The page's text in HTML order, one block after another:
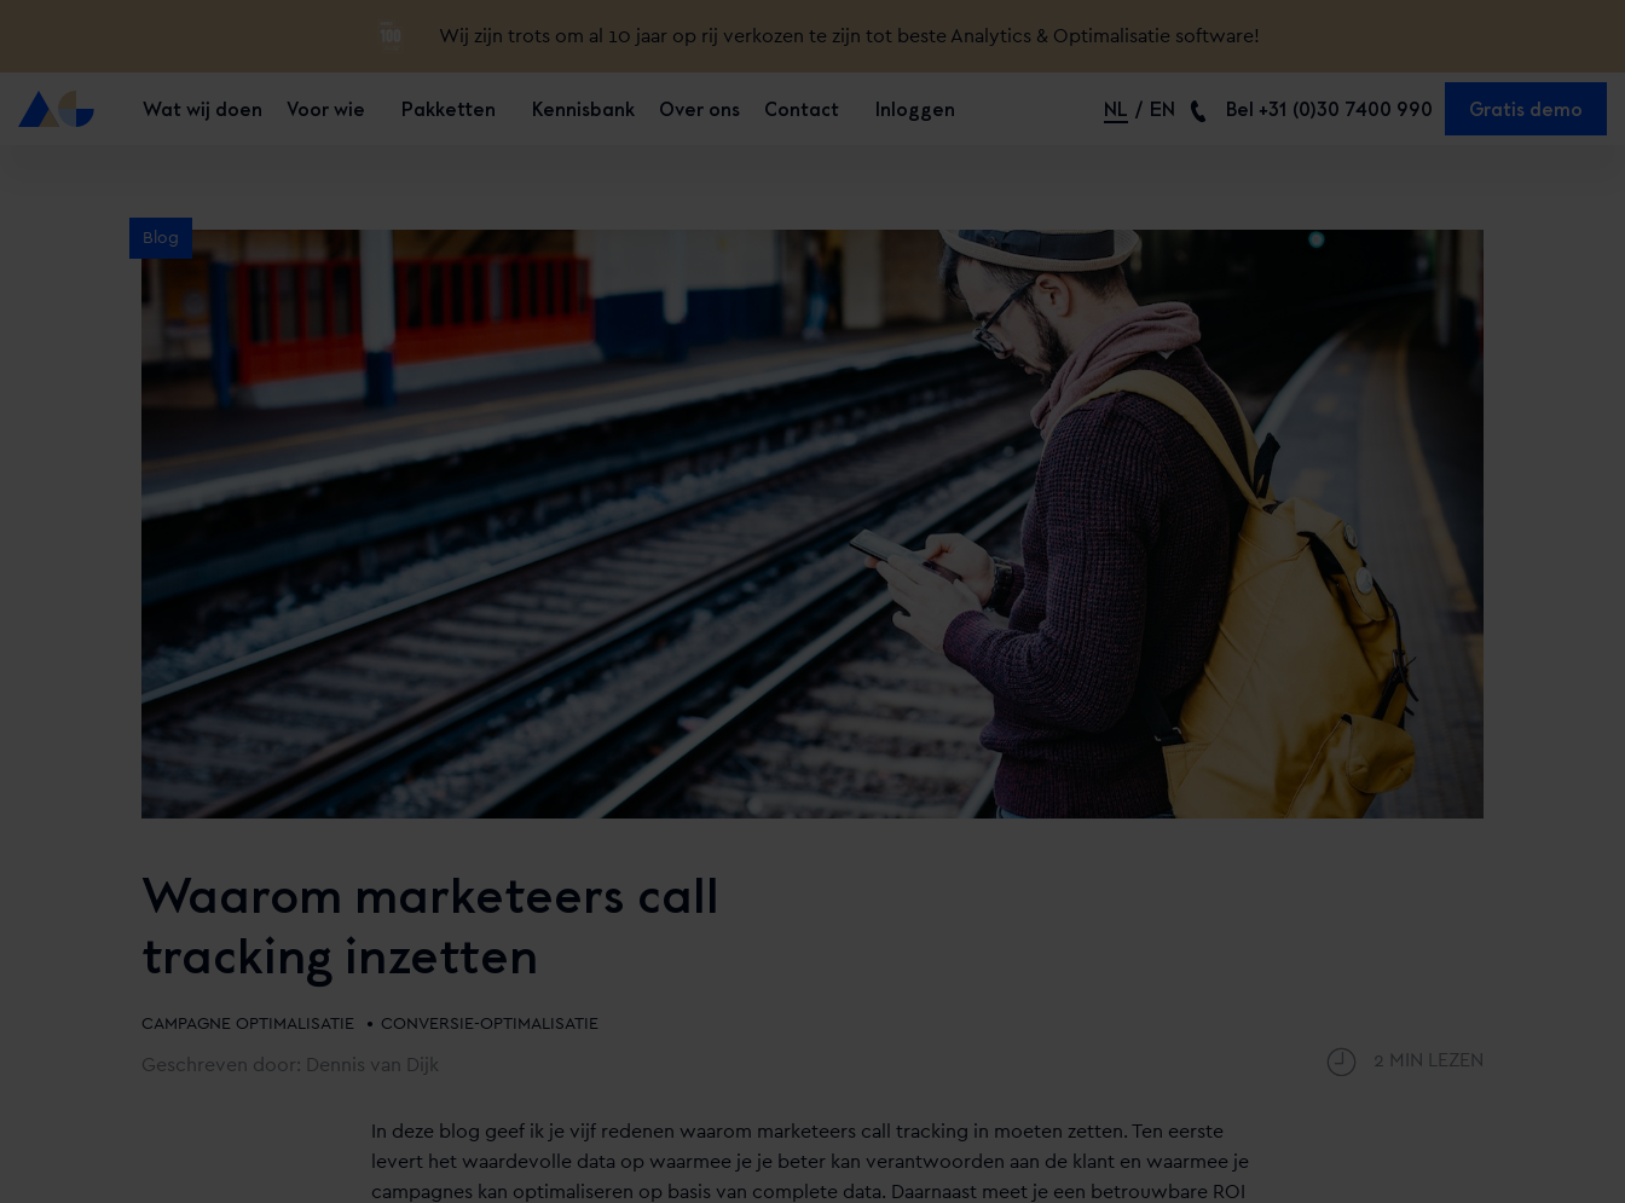
Wij zijn trots om al 10 jaar op rij verkozen te zijn tot beste Analytics & Optimalisatie software!
Wat wij doen Voor wie Pakketten Kennisbank Over ons Contact Inloggen NL EN Bel +31 (0)30 7400 990 Gratis demo
Blog
Waarom marketeers call
tracking inzetten
CAMPAGNE OPTIMALISATIE • CONVERSIE-OPTIMALISATIE
Geschreven door: Dennis van Dijk 2 MIN LEZEN
In deze blog geef ik je vijf redenen waarom marketeers call tracking in moeten zetten. Ten eerste
levert het waardevolle data op waarmee je je beter kan verantwoorden aan de klant en waarmee je
campagnes kan optimaliseren op basis van complete data. Daarnaast meet je een betrouwbare ROI